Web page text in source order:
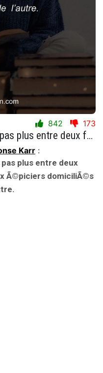
842 173
Lâ€™amitiÃ© nâ€™existe pas plus entre deux femmes quâ€™entre deux Ã©piciers domiciliÃ©s en face lâ€™un de lâ€™autre.
Karr :
plus entre deux
Ã©piciers domiciliÃ©s